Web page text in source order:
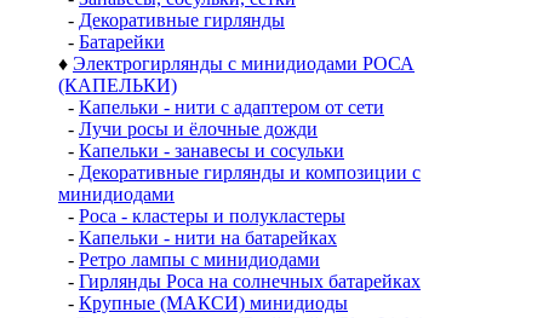
- Декоративные гирлянды
- Батарейки
♦ Электрогирлянды с минидиодами РОСА
(КАПЕЛЬКИ)
- Капельки - нити с адаптером от сети
- Лучи росы и ёлочные дожди
- Капельки - занавесы и сосульки
- Декоративные гирлянды и композиции с
минидиодами
- Роса - кластеры и полукластеры
- Капельки - нити на батарейках
- Ретро лампы с минидиодами
- Гирлянды Роса на солнечных батарейках
- Крупные (МАКСИ) минидиоды